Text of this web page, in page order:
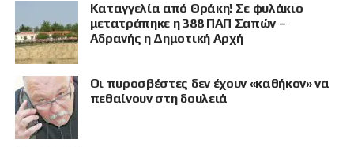
ΠΡΟΒΟΛΗ
Καταγγελία από Θράκη! Σε φυλάκιο
μετατράπηκε η 388 ΠΑΠ Σαπών –
Αδρανής η Δημοτική Αρχή
Οι πυροσβέστες δεν έχουν «καθήκον» να
πεθαίνουν στη δουλειά